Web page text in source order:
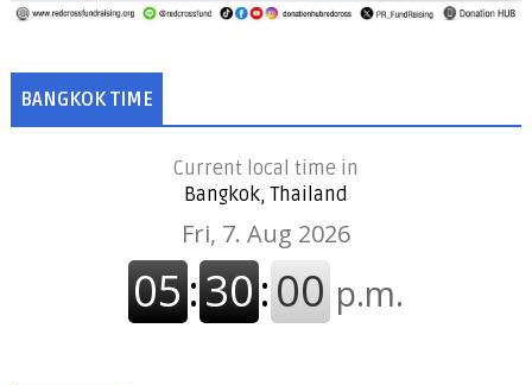
BANGKOK TIME
Current local time in
Bangkok, Thailand